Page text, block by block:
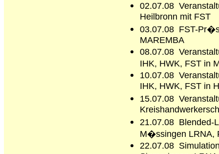
02.07.08
Heilbronn mit FST
03.07.08 FST-
MAREMBA
08.07.08
IHK, HWK, FST in
10.07.08
IHK, HWK, FST in
15.07.08
21.07.08 Blended-
M�ssingen LRNA,
22.07.08